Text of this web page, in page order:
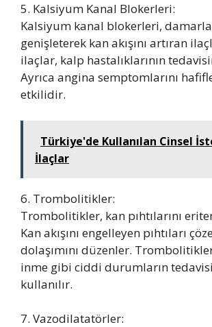
5. Kalsiyum Kanal Blokerleri:
Kalsiyum kanal blokerleri,
genişleterek kan akışını artıran
ilaçlar, kalp hastalıklarının
Ayrıca angina semptomlarını
etkilidir.
Türkiye'de Kullanılan Cinsel
İlaçlar
6. Trombolitikler:
Trombolitikler, kan pıhtılarını
Kan akışını engelleyen pıhtıları
dolaşımını düzenler.
inme gibi ciddi durumların
kullanılır.
7. Vazodilatatörler: